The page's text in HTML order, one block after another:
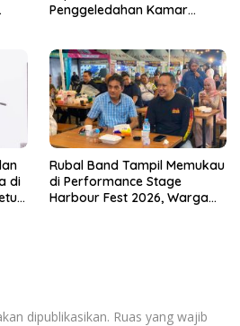
Penggeledahan Kamar
di
Rubal Band Tampil Memukau
di Performance Stage
Harbour Fest 2026, Warga
dipublikasikan. Ruas yang wajib